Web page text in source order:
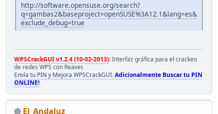
http://software.opensuse.org/search?
q=gambas2&baseproject=openSUSE%3A12.1&lang=es&
exclude_debug=true
WPSCrackGUI v1.2.4 (10-02-2013): Interfaz gráfica para el crackeo
de redes WPS con Reaver.
Envía tu PIN y Mejora WPSCrackGUI.Adicionalmente Buscar tu PIN
ONLINE!
El_Andaluz